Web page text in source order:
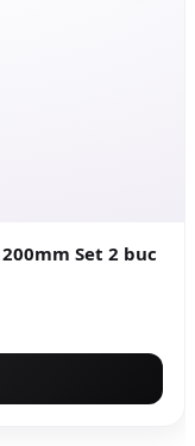
Set 2 buc